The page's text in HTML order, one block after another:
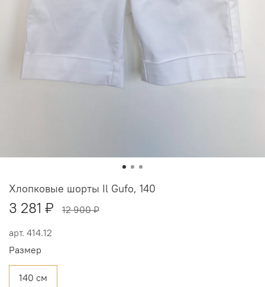
арт. 414.12
Хлопковые шорты Il Gufo, 140
3 281 ₽ 12 900 ₽
Размер
140 см